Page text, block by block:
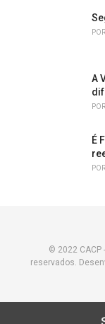
POR
A
POR
É
POR
© 2022
reservados.